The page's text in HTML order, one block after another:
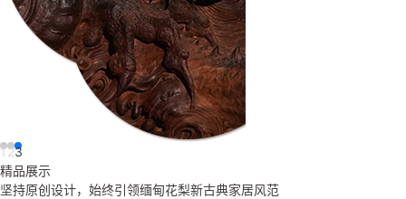
123
精品展示
坚持原创设计，始终引领缅甸花梨新古典家居风范